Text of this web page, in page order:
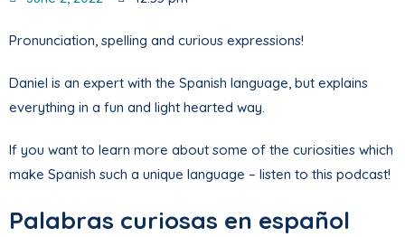
Pronunciation, spelling and curious expressions!
Daniel is an expert with the Spanish language, but explains
everything in a fun and light hearted way.
If you want to learn more about some of the curiosities which
make Spanish such a unique language – listen to this podcast!
Palabras curiosas en español